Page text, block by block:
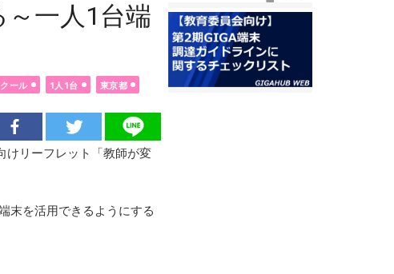
～一人1台端
ール 1人1台 東京都
けリーフレット「教師が変
末を活用できるようにする